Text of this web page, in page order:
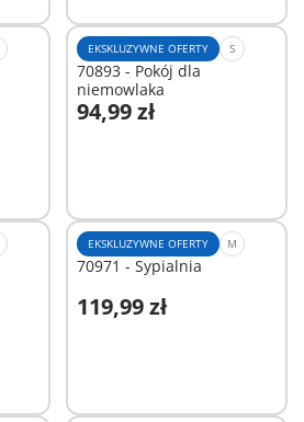
EKSKLUZYWNE OFERTY S
70893 - Pokój dla
niemowlaka
94,99 zł
Dodaj do koszyka
EKSKLUZYWNE OFERTY M
70971 - Sypialnia
119,99 zł
Dodaj do koszyka